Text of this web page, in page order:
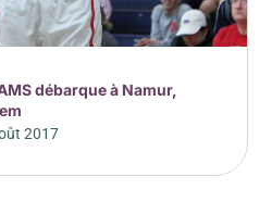
débarque à Namur,
2017